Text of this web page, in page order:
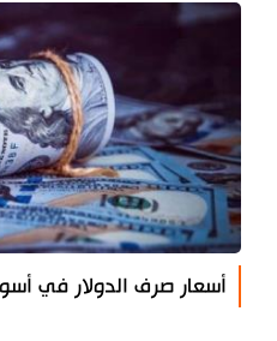
أسعار صرف الدولار في